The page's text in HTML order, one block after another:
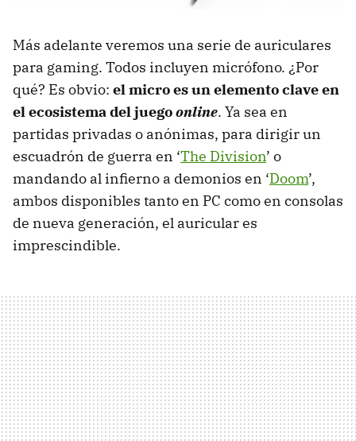
Más adelante veremos una serie de auriculares
para gaming. Todos incluyen micrófono. ¿Por
qué? Es obvio: el micro es un elemento clave en
el ecosistema del juegoonline. Ya sea en
partidas privadas o anónimas, para dirigir un
escuadrón de guerra en ‘The Division’ o
mandando al infierno a demonios en ‘Doom’,
ambos disponibles tanto en PC como en consolas
de nueva generación, el auricular es
imprescindible.